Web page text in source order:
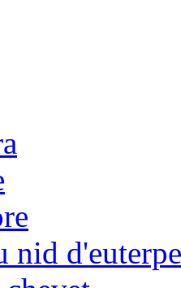
nid d'euterpe